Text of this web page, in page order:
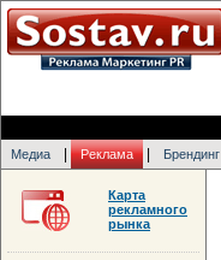
Медиа Реклама Брендинг
Карта
рекламного
рынка